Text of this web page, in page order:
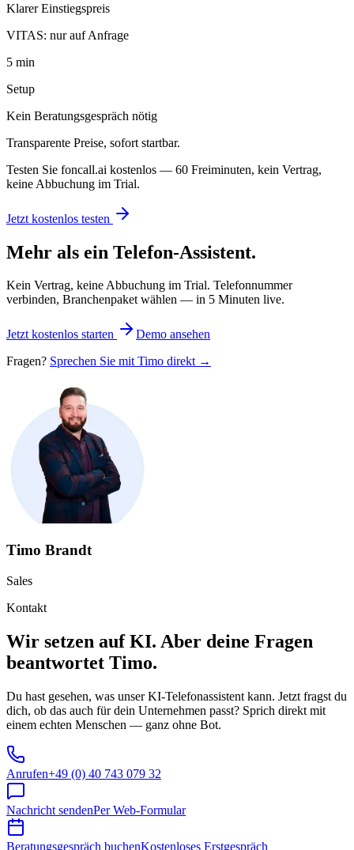
Klarer Einstiegspreis
VITAS: nur auf Anfrage
5 min
Setup
Kein Beratungsgespräch nötig
Transparente Preise, sofort startbar.
Testen Sie foncall.ai kostenlos — 60 Freiminuten, kein Vertrag,
keine Abbuchung im Trial.
Jetzt kostenlos testen
Mehr als ein Telefon-Assistent.
Kein Vertrag, keine Abbuchung im Trial. Telefonnummer
verbinden, Branchenpaket wählen — in 5 Minuten live.
Jetzt kostenlos starten
Demo ansehen
Fragen? Sprechen Sie mit Timo direkt →
Timo Brandt
Sales
Kontakt
Wir setzen auf KI. Aber deine Fragen
beantwortet Timo.
Du hast gesehen, was unser KI-Telefonassistent kann. Jetzt fragst du
dich, ob das auch für dein Unternehmen passt? Sprich direkt mit
einem echten Menschen — ganz ohne Bot.
Anrufen+49 (0) 40 743 079 32
Nachricht sendenPer Web-Formular
Beratungsgespräch buchenKostenloses Erstgespräch